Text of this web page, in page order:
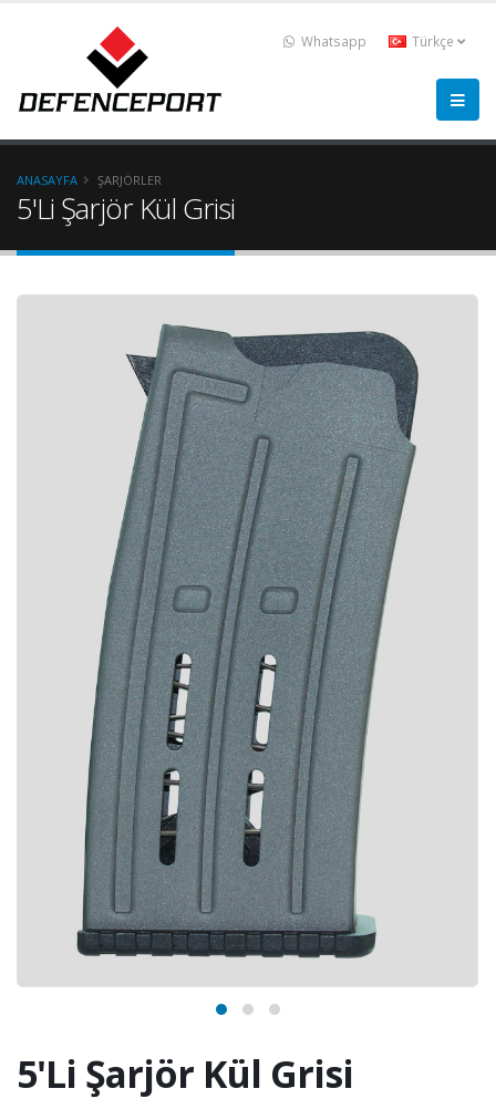
Whatsapp Türkçe
ANASAYFA ŞARJÖRLER
5'Li Şarjör Kül Grisi
5'Li Şarjör Kül Grisi